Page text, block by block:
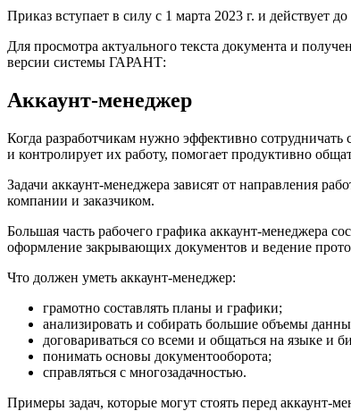
Приказ вступает в силу с 1 марта 2023 г. и действует до
Для просмотра актуального текста документа и
версии системы ГАРАНТ:
Аккаунт-менеджер
Когда разработчикам нужно эффективно
и контролирует их работу, помогает продуктивно
Задачи аккаунт-менеджера зависят от направления
компании и заказчиком.
Большая часть рабочего графика аккаунт-менеджера
оформление закрывающих документов и ведение
Что должен уметь аккаунт-менеджер:
грамотно составлять планы и графики;
анализировать и собирать большие объемы
договариваться со всеми и общаться на языке и
понимать основы документооборота;
справляться с многозадачностью.
Примеры задач, которые могут стоять перед аккаунт-